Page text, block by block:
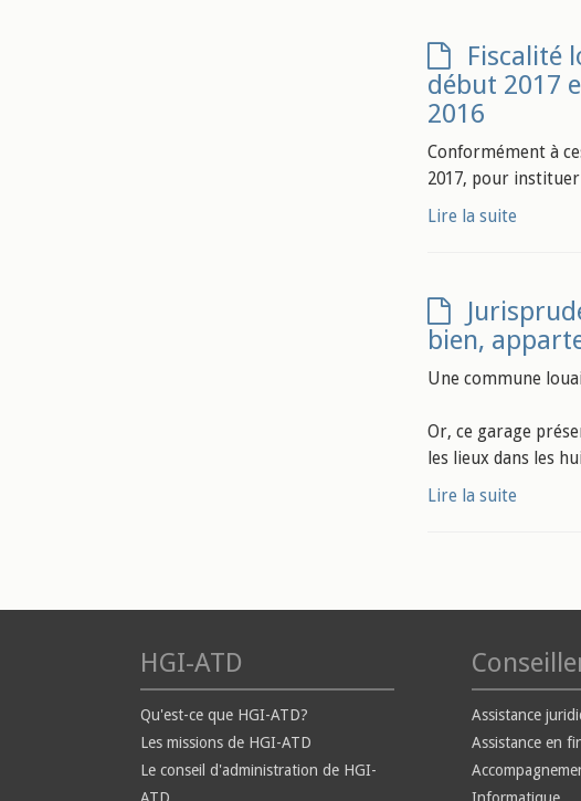
Fiscalité
début 2017
2016
Conformément à
2017, pour
Lire la suite
bien,
Une commune
Or, ce garage
les lieux dans les
Lire la suite
HGI-ATD
Qu'est-ce que HGI-ATD?
Les missions de HGI-ATD
Le conseil d'administration de HGI-
Assistance
Assistance en